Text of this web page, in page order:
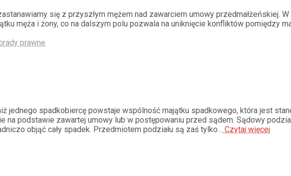
się z przyszłym mężem nad zawarciem umowy przedmałżeńskiej.
męża i żony, co na dalszym polu pozwala na uniknięcie konfliktów pomiędzy
prawne
jednego spadkobiercę powstaje wspólność majątku spadkowego, która jest
na podstawie zawartej umowy lub w postępowaniu przed sądem. Sądowy
objąć cały spadek. Przedmiotem podziału są zaś tylko… Czytaj więcej